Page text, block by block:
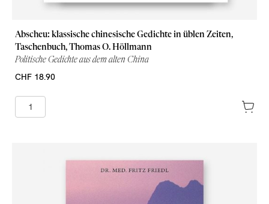
Abscheu: klassische chinesische Gedichte in üblen Zeiten,
Taschenbuch, Thomas O. Höllmann
Politische Gedichte aus dem alten China
CHF 18.90